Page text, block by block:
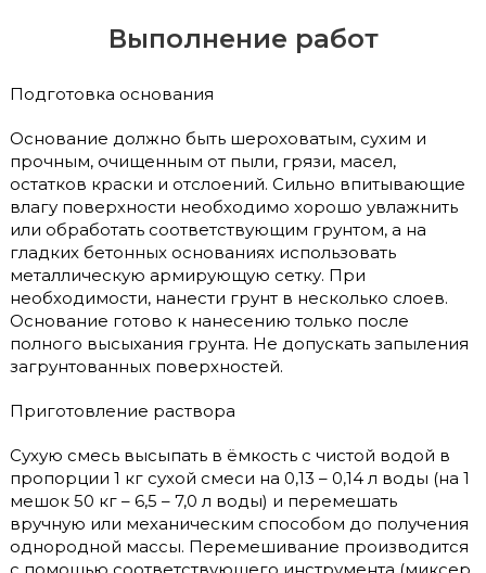
Выполнение работ
Подготовка основания
Основание должно быть шероховатым, сухим и
прочным, очищенным от пыли, грязи, масел,
остатков краски и отслоений. Сильно впитывающие
влагу поверхности необходимо хорошо увлажнить
или обработать соответствующим грунтом, а на
гладких бетонных основаниях использовать
металлическую армирующую сетку. При
необходимости, нанести грунт в несколько слоев.
Основание готово к нанесению только после
полного высыхания грунта. Не допускать запыления
загрунтованных поверхностей.
Приготовление раствора
Сухую смесь высыпать в ёмкость с чистой водой в
пропорции 1 кг сухой смеси на 0,13 – 0,14 л воды (на 1
мешок 50 кг – 6,5 – 7,0 л воды) и перемешать
вручную или механическим способом до получения
однородной массы. Перемешивание производится
с помощью соответствующего инструмента (миксер